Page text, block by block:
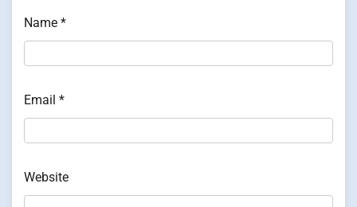
Name *
Email *
Website